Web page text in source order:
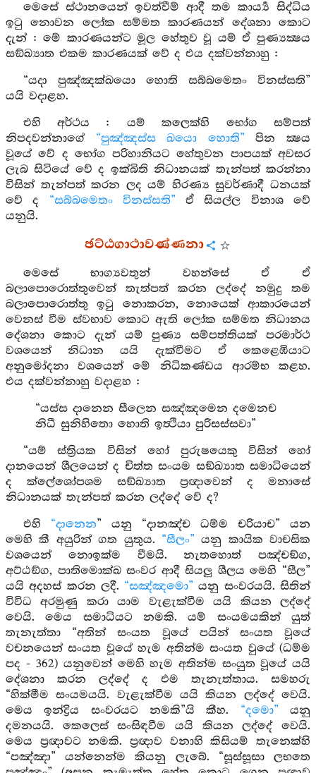
මෙසේ ස්ථානයෙන් ඉවත්වීම් ආදී තම කාර්‍ය්‍ය සිද්ධිය
ඉටු නොවන ලෝක සම්මත කාරණයන් දේශනා කොට
දැන් : මේ කාරණයන්ට මූල හේතුව වූ යම් ඒ පුණ්‍යක්‍ෂය
සඞ්ඛ්‍යාත එකම කාරණයක් වේ ද එය දක්වන්නාහු :
“යදා පුඤ්ඤක්ඛයො හොති සබ්බමෙතං විනස්සති”
යයි වදාළහ.
එහි අර්ථය : යම් කලෙක්හි භෝග සම්පත්
නිපදවන්නාගේ “පුඤ්ඤස්ස ඛයො හොති” පින ක්‍ෂය
වූයේ වේ ද භෝග පරිහානියට හේතුවන පාපයක් අවසර
ලැබ සිටියේ වේ ද ඉක්බිති නිධානයක් තැන්පත් කරන්නා
විසින් තැන්පත් කරන ලද යම් හිරණ්‍ය සුවර්ණාදී ධනයක්
වේ ද “සබ්බමෙතං විනස්සති” ඒ සියල්ල විනාශ වේ
යනුයි.
ඡට්ඨගාථාවණ්ණනා
මෙසේ භාග්‍යවතුන් වහන්සේ ඒ ඒ
බලාපොරොත්තුවෙන් තැත්පත් කරන ලද්දේ නමුදු තම
බලාපොරොත්තු ඉටු නොකරන, නොයෙක් ආකාරයෙන්
වෙනස් වීම ස්වභාව කොට ඇති ලෝක සම්මත නිධානය
දේශනා කොට දැන් යම් පුණ්‍ය සම්පත්තියක් පරමාර්ථ
වශයෙන් නිධාන යයි දැක්වීමට ඒ කෙළෙඹියාට
අනුමෝදනා වශයෙන් මේ නිධිකණ්ඩය ආරම්භ කළහ.
එය දක්වන්නාහු වදාළහ :
“යස්ස දානෙන සීලෙන සඤ්ඤමෙන දමෙනච
නිධී සුනිහිතො හොති ඉත්‍ථියා පුරිසස්සවා”
“යම් ස්ත්‍රියක විසින් හෝ පුරුෂයෙකු විසින් හෝ
දානයෙන් ශීලයෙන් ද චිත්ත සංයම සඞ්ඛ්‍යාත සමාධියෙන්
ද ක්ලේශෝපශම සඞ්ඛ්‍යාත ප්‍රඥාවෙන් ද මනාසේ
නිධානයක් තැන්පත් කරන ලද්දේ වේ ද?
එහි “දානෙන” යනු “දානඤ්ච ධම්ම චරියාච” යන
මෙහි කී අයුරින් ගත යුතුය. “සීලං” යනු කායික වාචසික
වශයෙන් නොඉක්ම වීමයි. නැතහොත් පඤ්චඞ්ග,
අට්ඨඞ්ග, පාතිමොක්ඛ සංවර ආදී සියලු ශීලය මෙහි “සීල”
යයි අදහස් කරන ලදී. “සඤ්ඤමො” යනු සංවරයයි. සිතින්
විවිධ අරමුණු කරා යාම වැළැක්වීම යයි කියන ලද්දේ
වෙයි. මෙය සමාධියට නමකි. යම් සංයමයකින් යුත්
තැනැත්තා “අතින් සංයත වූයේ පයින් සංයත වූයේ
වචනයෙන් සංයත වූයේ හැම අතින්ම සංයත වුයේ (ධම්ම
පද - 362) යනුවෙන් මෙහි හැම අතින්ම සංයුත වූයේ යයි
දේශනා කරන ලද්දේ ද එම තැනැත්තාය. සමහරු
“හික්මීම සංයමයයි. වැළැක්වීම යයි කියන ලද්දේ වෙයි.
මෙය ඉන්ද්‍රිය සංවරයට නමකි”යි කීහ. “දමො” යනු
දමනයයි. කෙලෙස් සංසිඳවීම යයි කියන ලද්දේ වෙයි.
මෙය ප්‍රඥාවට නමකි. ප්‍රඥාව වනාහි කිසියම් තැනෙක්හි
“පඤ්ඤා” යන්නෙන්ම කියනු ලැබේ. “සූස්සූසා ලභතෙ